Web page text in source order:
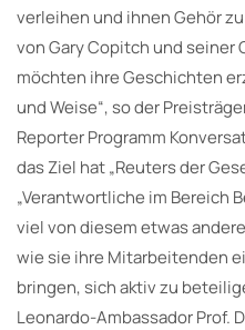
verleihen und ihnen Gehör
von Gary Copitch und seiner
möchten ihre Geschichten
und Weise“, so der
Reporter Programm
das Ziel hat „Reuters der
„Verantwortliche im Bereich
viel von diesem etwas
wie sie ihre Mitarbeitenden
bringen, sich aktiv zu
Leonardo-Ambassador Prof.